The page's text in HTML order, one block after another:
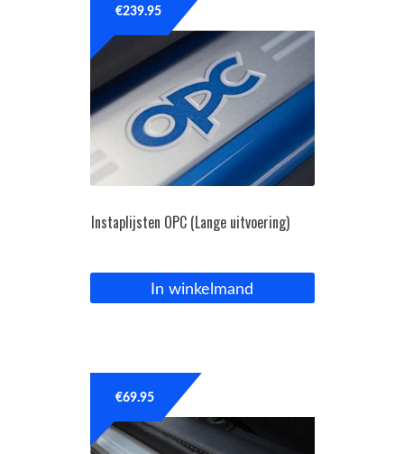
Instaplijsten OPC (Lange uitvoering)
€239.95
In winkelmand
€69.95